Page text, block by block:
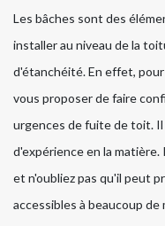
Les bâches sont des
installer au niveau de la
d'étanchéité. En effet,
vous proposer de faire
urgences de fuite de toit.
d'expérience en la
et n'oubliez pas qu'il peut
accessibles à beaucoup de